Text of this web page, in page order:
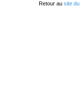
Retour au site du